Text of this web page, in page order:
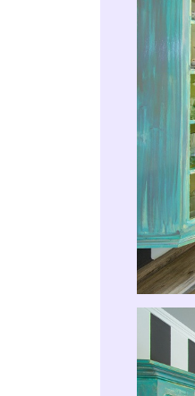
Imao
Mladi
uredili
Foto